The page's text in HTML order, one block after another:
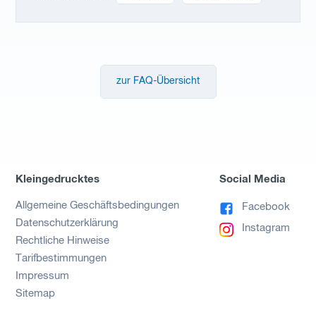
zur FAQ-Übersicht
Kleingedrucktes
Allgemeine Geschäftsbedingungen
Datenschutzerklärung
Rechtliche Hinweise
Tarifbestimmungen
Impressum
Sitemap
Social Media
Facebook
Instagram